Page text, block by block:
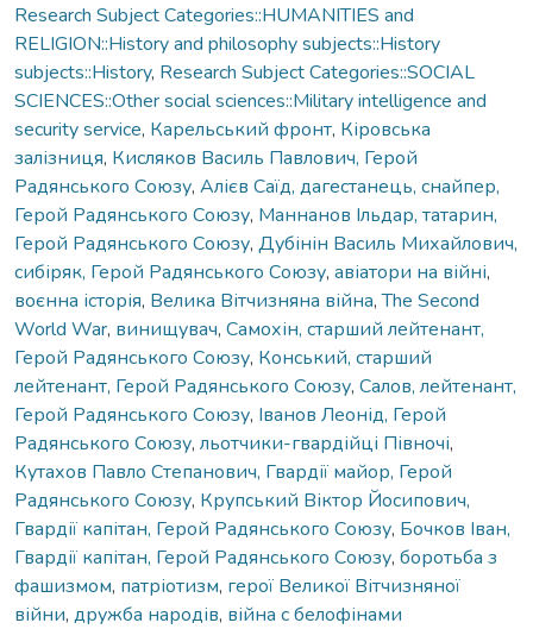
Research Subject Categories::HUMANITIES and
RELIGION::History and philosophy subjects::History
subjects::History, Research Subject Categories::SOCIAL
SCIENCES::Other social sciences::Military intelligence and
security service, Карельський фронт, Кіровська
залізниця, Кисляков Василь Павлович, Герой
Радянського Союзу, Алієв Саїд, дагестанець, снайпер,
Герой Радянського Союзу, Маннанов Ільдар, татарин,
Герой Радянського Союзу, Дубінін Василь Михайлович,
сибіряк, Герой Радянського Союзу, авіатори на війні,
воєнна історія, Велика Вітчизняна війна,The Second
World War, винищувач, Самохін, старший лейтенант,
Герой Радянського Союзу, Конський, старший
лейтенант, Герой Радянського Союзу, Салов, лейтенант,
Герой Радянського Союзу, Іванов Леонід, Герой
Радянського Союзу, льотчики-гвардійці Півночі,
Кутахов Павло Степанович, Гвардії майор, Герой
Радянського Союзу, Крупський Віктор Йосипович,
Гвардії капітан, Герой Радянського Союзу, Бочков Іван,
Гвардії капітан, Герой Радянського Союзу, боротьба з
фашизмом, патріотизм, герої Великої Вітчизняної
війни, дружба народів, війна с белофінами